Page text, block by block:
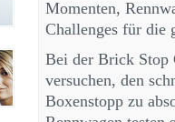
Momenten,
Challenges für die
Bei der Brick Stop
versuchen, den
Boxenstopp zu